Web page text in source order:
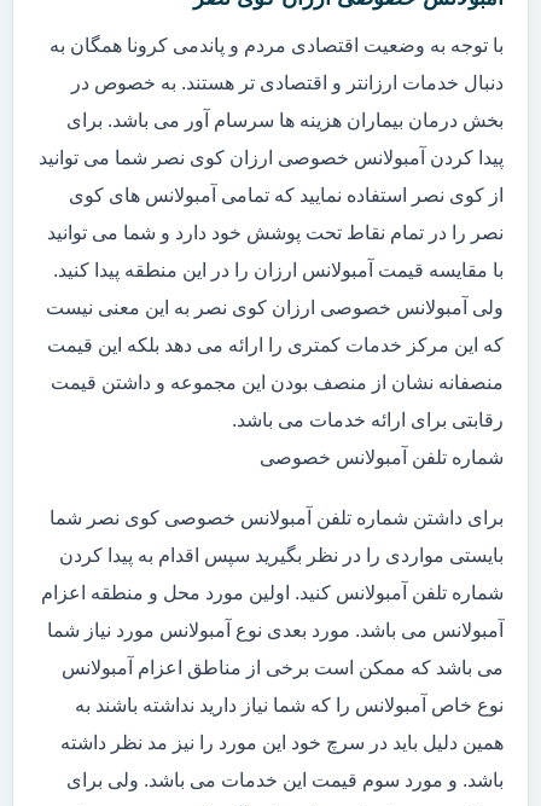
با توجه به وضعیت اقتصادی مردم و پاندمی کرونا همگان به
دنبال خدمات ارزانتر و اقتصادی تر هستند. به خصوص در
بخش درمان بیماران هزینه ها سرسام آور می باشد. برای
پیدا کردن آمبولانس خصوصی ارزان کوی نصر شما می توانید
از کوی نصر استفاده نمایید که تمامی آمبولانس های کوی
نصر را در تمام نقاط تحت پوشش خود دارد و شما می توانید
با مقایسه قیمت آمبولانس ارزان را در این منطقه پیدا کنید.
ولی آمبولانس خصوصی ارزان کوی نصر به این معنی نیست
که این مرکز خدمات کمتری را ارائه می دهد بلکه این قیمت
منصفانه نشان از منصف بودن این مجموعه و داشتن قیمت
رقابتی برای ارائه خدمات می باشد.
شماره تلفن آمبولانس خصوصی
برای داشتن شماره تلفن آمبولانس خصوصی کوی نصر شما
بایستی مواردی را در نظر بگیرید سپس اقدام به پیدا کردن
شماره تلفن آمبولانس کنید. اولین مورد محل و منطقه اعزام
آمبولانس می باشد. مورد بعدی نوع آمبولانس مورد نیاز شما
می باشد که ممکن است برخی از مناطق اعزام آمبولانس
نوع خاص آمبولانس را که شما نیاز دارید نداشته باشند به
همین دلیل باید در سرچ خود این مورد را نیز مد نظر داشته
باشد. و مورد سوم قیمت این خدمات می باشد. ولی برای